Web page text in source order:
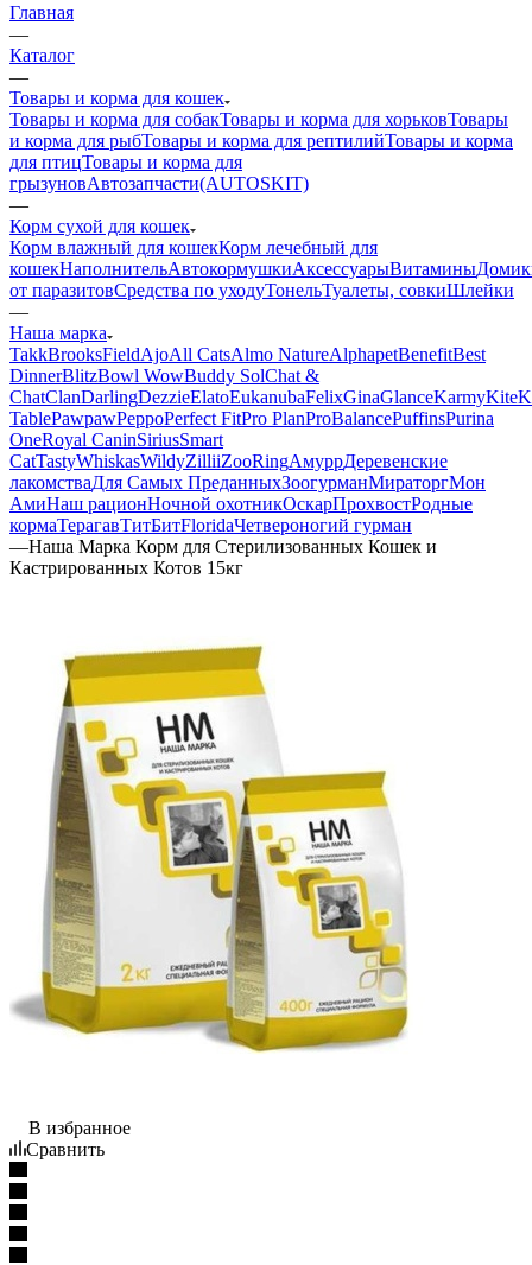
Главная
—
Каталог
—
Товары и корма для кошек
Товары и корма для собакТовары и корма для хорьковТовары
и корма для рыбТовары и корма для рептилийТовары и корма
для птицТовары и корма для
грызуновАвтозапчасти(AUTOSKIT)
—
Корм сухой для кошек
Корм влажный для кошекКорм лечебный для
кошекНаполнительАвтокормушкиАксессуарыВитамины
от паразитовСредства по уходуТонельТуалеты, совкиШлейки
—
Наша марка
TakkBrooksFieldAjoAll CatsAlmo NatureAlphapetBenefitBest
DinnerBlitzBowl WowBuddy SolChat &
ChatClanDarlingDezzieElatoEukanubaFelixGinaGlanceKarmy
TablePawpawPeppoPerfect FitPro PlanProBalancePuffinsPurina
OneRoyal CaninSiriusSmart
CatTastyWhiskasWildyZilliiZooRingАмуррДеревенские
лакомстваДля Самых ПреданныхЗоогурманМираторгМон
АмиНаш рационНочной охотникОскарПрохвостРодные
кормаТерагавТитБитFloridaЧетвероногий гурман
—Наша Марка Корм для Стерилизованных Кошек и
Кастрированных Котов 15кг
В избранное
Сравнить